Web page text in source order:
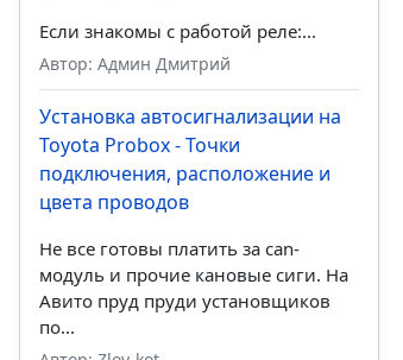
Если знакомы с работой реле:...
Автор: Админ Дмитрий
Установка автосигнализации на
Toyota Probox - Точки
подключения, расположение и
цвета проводов
Не все готовы платить за can-
модуль и прочие кановые сиги. На
Авито пруд пруди установщиков
по...